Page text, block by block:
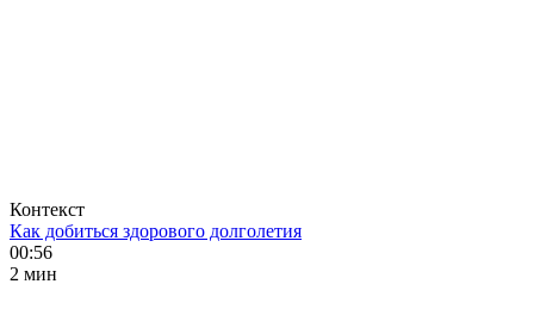
Контекст
Как добиться здорового долголетия
00:56
2 мин